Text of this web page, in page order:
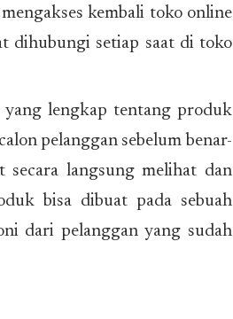
kembali toko online
dihubungi setiap saat di toko
lengkap tentang produk
pelanggan sebelum benar-
secara langsung melihat dan
bisa dibuat pada sebuah
dari pelanggan yang sudah